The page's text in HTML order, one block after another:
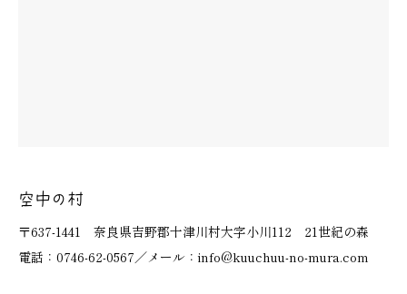
空中の村
〒637-1441 奈良県吉野郡十津川村大字小川112 21世紀の森
電話：0746-62-0567／メール：info@kuuchuu-no-mura.com